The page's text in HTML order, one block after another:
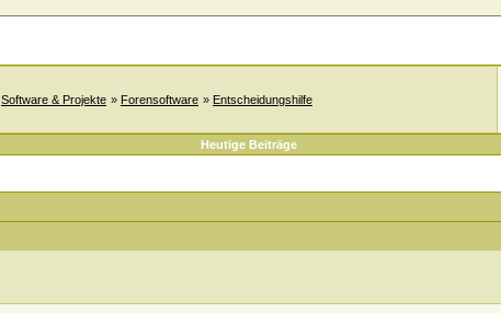
Software & Projekte » Forensoftware » Entscheidungshilfe
Heutige Beiträge